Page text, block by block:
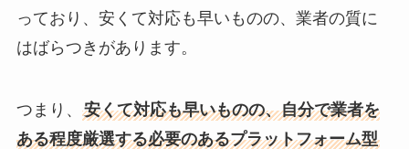
っており、安くて対応も早いものの、業者の質に
はばらつきがあります。
つまり、 安くて対応も早いものの、自分で業者を
ある程度厳選する必要のあるプラットフォーム型